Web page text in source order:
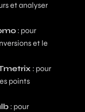
et analyser
: pour
et le
: pour
points
: pour